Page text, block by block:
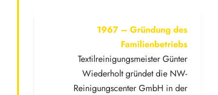
1967 – Gründung des
Familienbetriebs
Textilreinigungsmeister Günter
Wiederholt gründet die NW-
Reinigungscenter GmbH in der